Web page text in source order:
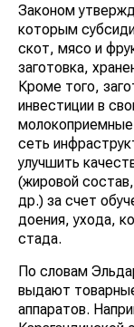
Законом
которым
скот, мясо и
заготовка,
Кроме того,
инвестиции в
молокоприемные
сеть
улучшить
(жировой
др.) за счет
доения, ухода,
стада.
По словам
выдают
аппаратов.